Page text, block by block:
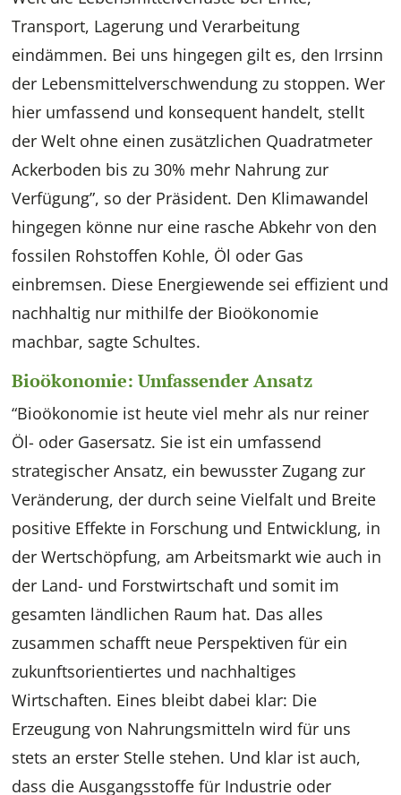
Transport, Lagerung und Verarbeitung
eindämmen. Bei uns hingegen gilt es, den Irrsinn
der Lebensmittelverschwendung zu stoppen. Wer
hier umfassend und konsequent handelt, stellt
der Welt ohne einen zusätzlichen Quadratmeter
Ackerboden bis zu 30% mehr Nahrung zur
Verfügung”, so der Präsident. Den Klimawandel
hingegen könne nur eine rasche Abkehr von den
fossilen Rohstoffen Kohle, Öl oder Gas
einbremsen. Diese Energiewende sei effizient und
nachhaltig nur mithilfe der Bioökonomie
machbar, sagte Schultes.
Bioökonomie: Umfassender Ansatz
“Bioökonomie ist heute viel mehr als nur reiner
Öl- oder Gasersatz. Sie ist ein umfassend
strategischer Ansatz, ein bewusster Zugang zur
Veränderung, der durch seine Vielfalt und Breite
positive Effekte in Forschung und Entwicklung, in
der Wertschöpfung, am Arbeitsmarkt wie auch in
der Land- und Forstwirtschaft und somit im
gesamten ländlichen Raum hat. Das alles
zusammen schafft neue Perspektiven für ein
zukunftsorientiertes und nachhaltiges
Wirtschaften. Eines bleibt dabei klar: Die
Erzeugung von Nahrungsmitteln wird für uns
stets an erster Stelle stehen. Und klar ist auch,
dass die Ausgangsstoffe für Industrie oder